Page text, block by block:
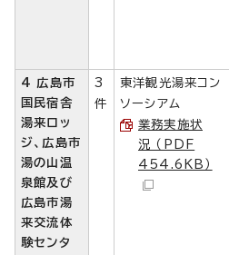
4 広島市
国民宿舎
湯来ロッ
ジ、広島市
湯の山温
泉館及び
広島市湯
来交流体
験センタ
3
件
東洋観光湯来コン
ソーシアム
業務実施状
況 （PDF
454.6KB）